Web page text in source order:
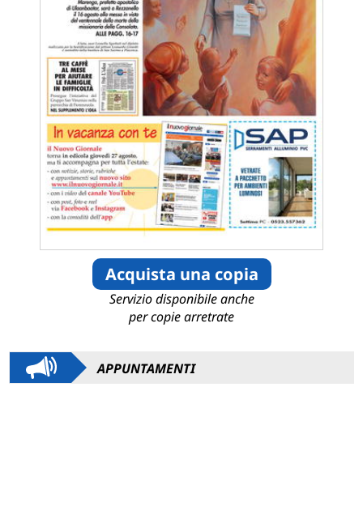
Acquista una copia
Servizio disponibile anche
per copie arretrate
APPUNTAMENTI